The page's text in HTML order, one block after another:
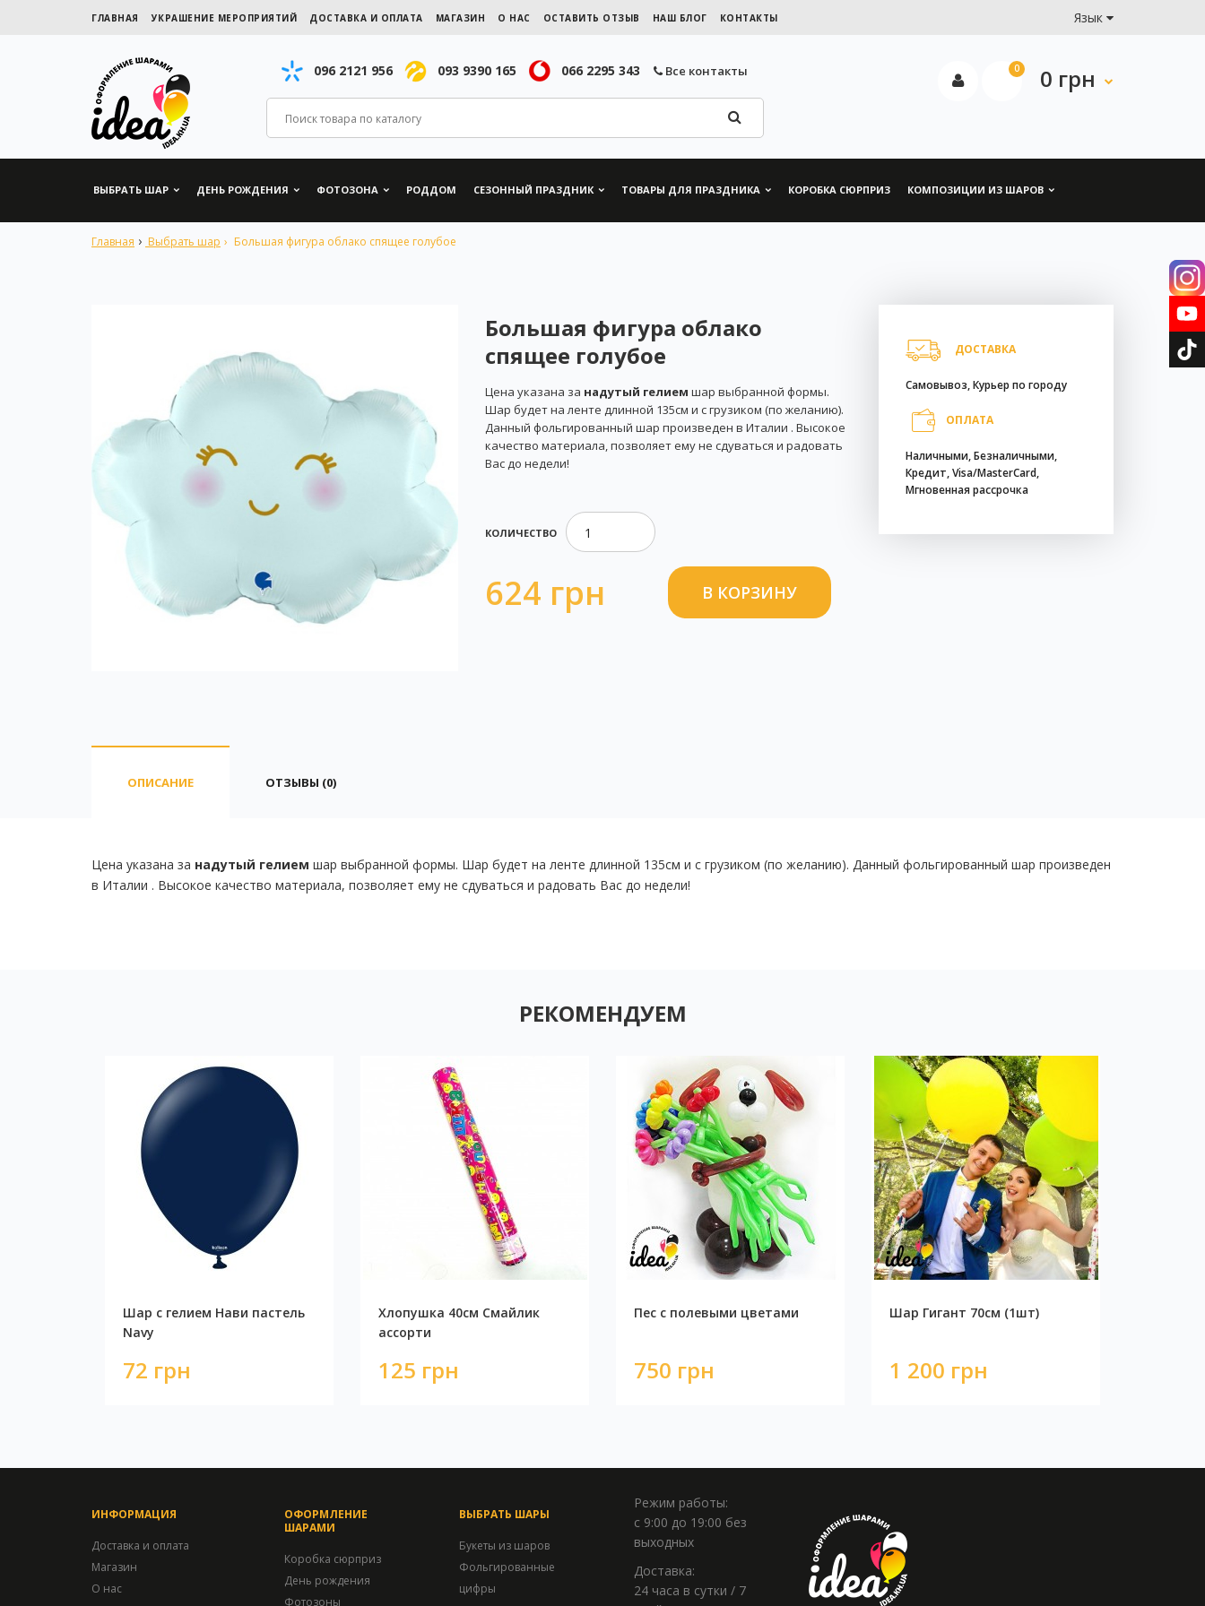
ГЛАВНАЯ УКРАШЕНИЕ МЕРОПРИЯТИЙ ДОСТАВКА И ОПЛАТА МАГАЗИН О НАС ОСТАВИТЬ ОТЗЫВ НАШ БЛОГ КОНТАКТЫ Язык
096 2121 956 093 9390 165 066 2295 343 Все контакты 0 0 грн
ВЫБРАТЬ ШАР ДЕНЬ РОЖДЕНИЯ ФОТОЗОНА РОДДОМ СЕЗОННЫЙ ПРАЗДНИК ТОВАРЫ ДЛЯ ПРАЗДНИКА КОРОБКА СЮРПРИЗ КОМПОЗИЦИИ ИЗ ШАРОВ
Главная Выбрать шар Большая фигура облако спящее голубое
Большая фигура облако
спящее голубое
Цена указана за надутый гелием шар выбранной формы.
Шар будет на ленте длинной 135см и с грузиком (по желанию).
Данный фольгированный шар произведен в Италии . Высокое
качество материала, позволяет ему не сдуваться и радовать
Вас до недели!
КОЛИЧЕСТВО
624 грн
ДОСТАВКА
Самовывоз, Курьер по городу
ОПЛАТА
Наличными, Безналичными,
Кредит, Visa/MasterCard,
Мгновенная рассрочка
ОПИСАНИЕ ОТЗЫВЫ (0)
Цена указана за надутый гелием шар выбранной формы. Шар будет на ленте длинной 135см и с грузиком (по желанию). Данный фольгированный шар произведен
в Италии . Высокое качество материала, позволяет ему не сдуваться и радовать Вас до недели!
РЕКОМЕНДУЕМ
Шар с гелием Нави пастель
Navy
72 грн
Хлопушка 40см Смайлик
ассорти
125 грн
Пес с полевыми цветами
750 грн
Шар Гигант 70см (1шт)
1 200 грн
ИНФОРМАЦИЯ
Доставка и оплата
Магазин
О нас
ОФОРМЛЕНИЕ
ШАРАМИ
Коробка сюрприз
День рождения
Фотозоны
ВЫБРАТЬ ШАРЫ
Букеты из шаров
Фольгированные
цифры
Режим работы:
с 9:00 до 19:00 без
выходных
Доставка:
24 часа в сутки / 7